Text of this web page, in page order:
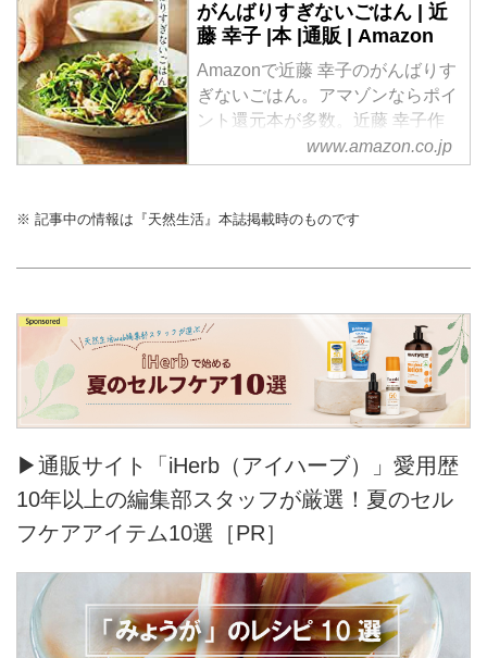
ンバーグ、包まないシュウマイ。
ラクラク2ステップ料理107。ア
マゾンならポイント還元本が多
数。近藤 幸子作品ほか、お急ぎ
便対象商品は当日お届けも可能。
また丸めないハンバーグ、包まな
いシュウマイ。ラクラク2ステッ
ら通常配送無料。
がんばりすぎないごはん | 近
藤 幸子 |本 |通販 | Amazon
Amazonで近藤 幸子のがんばりす
ぎないごはん。アマゾンならポイ
ント還元本が多数。近藤 幸子作
品ほか、お急ぎ便対象商品は当日
お届けも可能。またがんばりすぎ
ら通常配送無料。
www.amazon.co.jp
※ 記事中の情報は『天然生活』本誌掲載時のものです
▶通販サイト「iHerb（アイハーブ）」愛用歴
10年以上の編集部スタッフが厳選！夏のセル
フケアアイテム10選［PR］